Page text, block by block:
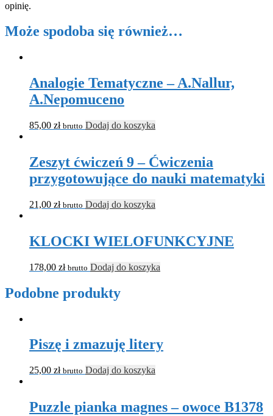
opinię.
Może spodoba się również…
Analogie Tematyczne – A.Nallur,
A.Nepomuceno
85,00 zł brutto Dodaj do koszyka
Zeszyt ćwiczeń 9 – Ćwiczenia
przygotowujące do nauki matematyki
21,00 zł brutto Dodaj do koszyka
KLOCKI WIELOFUNKCYJNE
178,00 zł brutto Dodaj do koszyka
Podobne produkty
Piszę i zmazuję litery
25,00 zł brutto Dodaj do koszyka
Puzzle pianka magnes – owoce B1378